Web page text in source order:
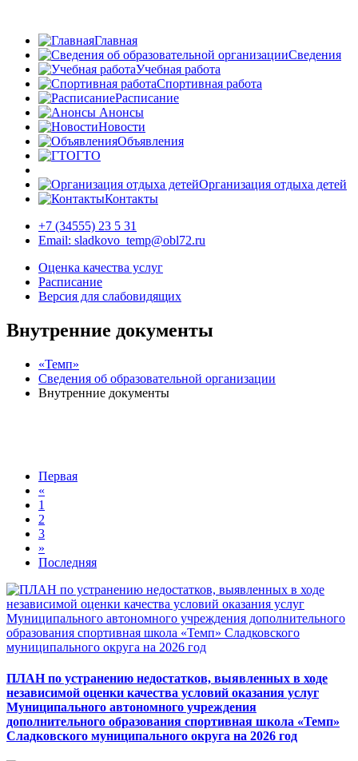
Главная
Сведения
Учебная работа
Спортивная работа
Расписание
Анонсы
Новости
Объявления
ГТО
Организация отдыха детей
Контакты
+7 (34555) 23 5 31
Email: sladkovo_temp@obl72.ru
Оценка качества услуг
Расписание
Версия для слабовидящих
Внутренние документы
«Темп»
Сведения об образовательной организации
Внутренние документы
Первая
«
1
2
3
»
Последняя
ПЛАН по устранению недостатков, выявленных в ходе
независимой оценки качества условий оказания услуг
Муниципального автономного учреждения
дополнительного образования спортивная школа «Темп»
Сладковского муниципального округа на 2026 год